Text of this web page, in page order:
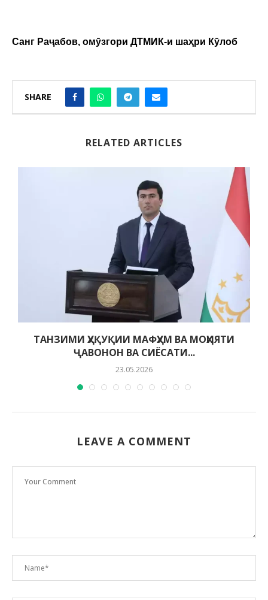
Санг Раҷабов, омӯзгори ДТМИК-и шаҳри Кӯлоб
SHARE
RELATED ARTICLES
ТАНЗИМИ ҲУҚУҚИИ МАФҲУМ ВА МОҲИЯТИ
ҶАВОНОН ВА СИЁСАТИ...
23.05.2026
LEAVE A COMMENT